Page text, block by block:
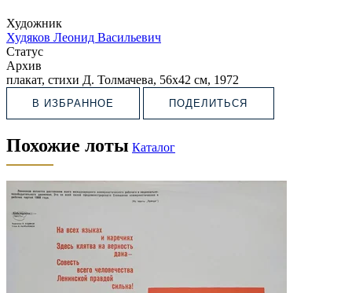
Художник
Худяков Леонид Васильевич
Статус
Архив
плакат, стихи Д. Толмачева, 56х42 см, 1972
В ИЗБРАННОЕ ПОДЕЛИТЬСЯ
Похожие лоты Каталог